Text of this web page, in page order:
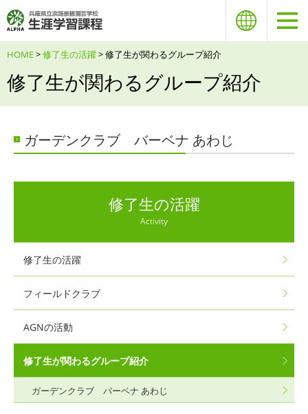
HOME>修了生の活躍> 修了生が関わるグループ紹介
修了生が関わるグループ紹介
ガーデンクラブ バーベナ あわじ
修了生の活躍
Activity
修了生の活躍
フィールドクラブ
AGNの活動
修了生が関わるグループ紹介
ガーデンクラブ バーベナ あわじ